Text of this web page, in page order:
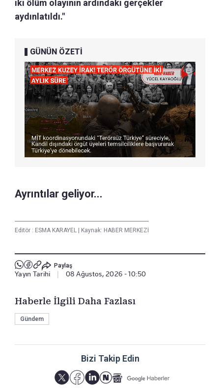
iki ölüm olayının ardındaki gerçekler
aydınlatıldı."
GÜNÜN ÖZETİ
Ayrıntılar geliyor...
Editör : ESMA KARAYEL Kaynak: HABER MERKEZİ
Paylaş
Yayın Tarihi 08 Ağustos, 2026 - 10:50
Haberle İlgili Daha Fazlası
Gündem
Bizi Takip Edin